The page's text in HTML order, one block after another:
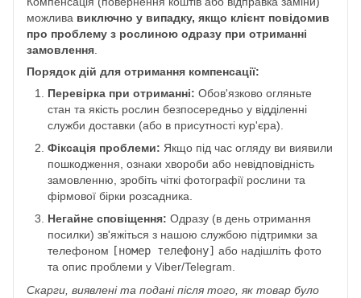
можлива виключно у випадку, якщо клієнт повідомив
про проблему з рослиною одразу при отриманні
замовлення
Порядок дій для отримання компенсації:
Перевірка при отриманні: Обов'язково огляньте
стан та якість рослин безпосередньо у відділенні
служби доставки (або в присутності кур'єра).
Фіксація проблеми: Якщо під час огляду ви виявили
пошкодження, ознаки хвороби або невідповідність
замовленню, зробіть чіткі фотографії рослини та
фірмової бірки розсадника.
Негайне сповіщення: Одразу (в день отримання
посилки) зв'яжіться з нашою службою підтримки за
телефоном [номер телефону] або надішліть фото
та опис проблеми у Viber/Telegram.
Скарги, виявлені та подані після того, як товар було